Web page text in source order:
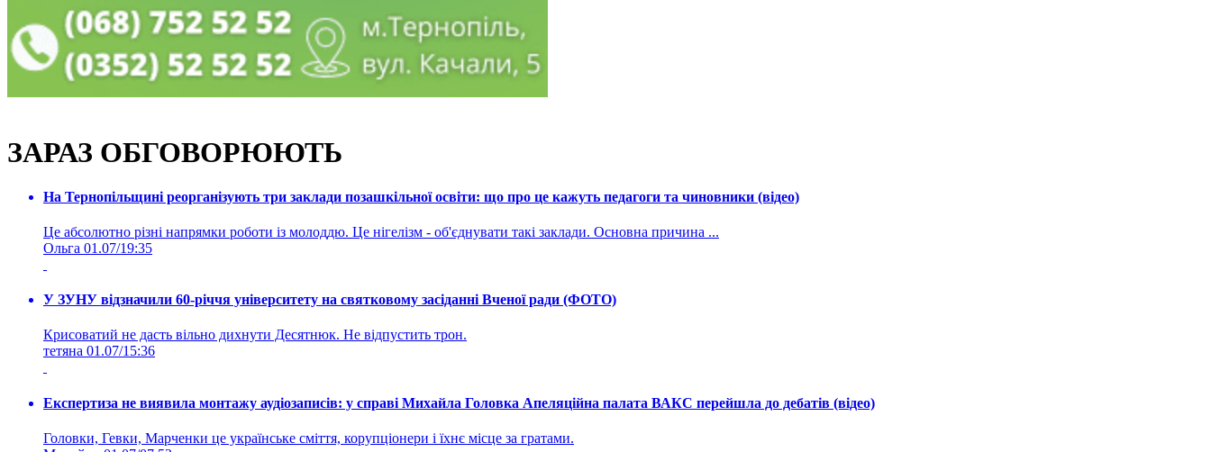
ЗАРАЗ ОБГОВОРЮЮТЬ
На Тернопільщині реорганізують три заклади позашкільної освіти: що про це кажуть педагоги та чиновники (відео)
Це абсолютно різні напрямки роботи із молоддю. Це нігелізм - об'єднувати такі заклади. Основна причина ...
Ольга 01.07/19:35
У ЗУНУ відзначили 60-річчя університету на святковому засіданні Вченої ради (ФОТО)
Крисоватий не дасть вільно дихнути Десятнюк. Не відпустить трон.
тетяна 01.07/15:36
Експертиза не виявила монтажу аудіозаписів: у справі Михайла Головка Апеляційна палата ВАКС перейшла до дебатів (відео)
Головки, Гевки, Марченки це українське сміття, корупціонери і їхнє місце за гратами.